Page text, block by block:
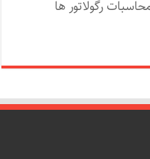
رگولاتور ها